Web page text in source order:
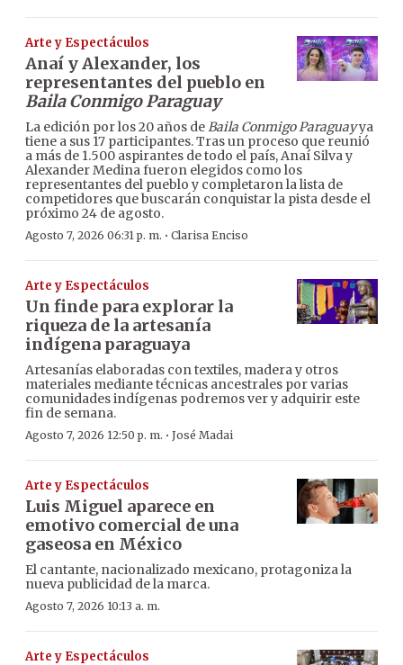
Arte y Espectáculos
Anaí y Alexander, los
representantes del pueblo en
Baila Conmigo Paraguay
La edición por los 20 años deBaila Conmigo Paraguayya
tiene a sus 17 participantes. Tras un proceso que reunió
a más de 1.500 aspirantes de todo el país, Anaí Silva y
Alexander Medina fueron elegidos como los
representantes del pueblo y completaron la lista de
competidores que buscarán conquistar la pista desde el
próximo 24 de agosto.
Agosto 7, 2026 06:31 p. m. · Clarisa Enciso
Arte y Espectáculos
Un finde para explorar la
riqueza de la artesanía
indígena paraguaya
Artesanías elaboradas con textiles, madera y otros
materiales mediante técnicas ancestrales por varias
comunidades indígenas podremos ver y adquirir este
fin de semana.
Agosto 7, 2026 12:50 p. m. · José Madai
Arte y Espectáculos
Luis Miguel aparece en
emotivo comercial de una
gaseosa en México
El cantante, nacionalizado mexicano, protagoniza la
nueva publicidad de la marca.
Agosto 7, 2026 10:13 a. m.
Arte y Espectáculos